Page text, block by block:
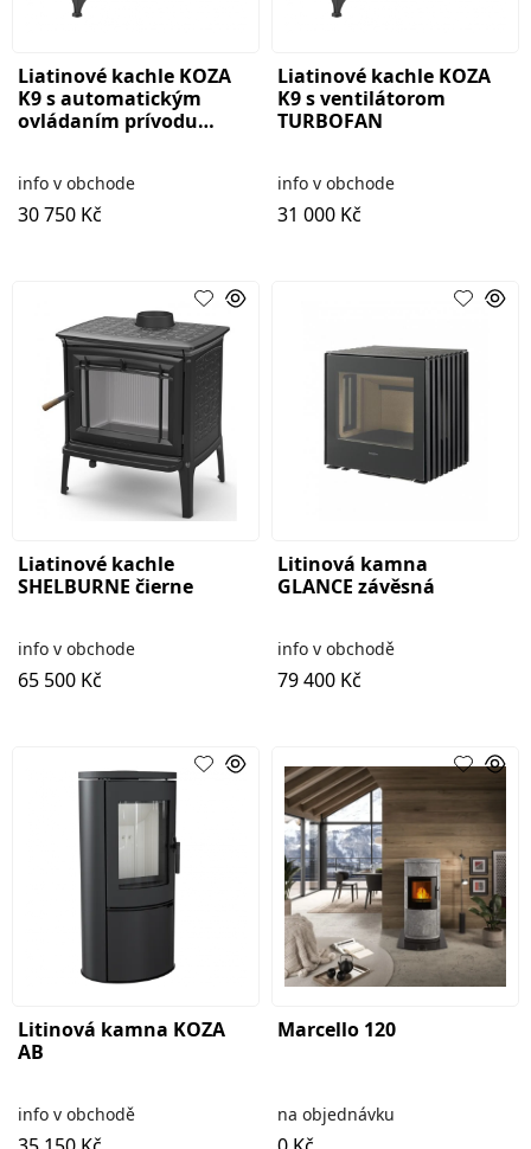
Liatinové kachle KOZA
K9 s automatickým
ovládaním prívodu
info v obchode
30 750 Kč
Liatinové kachle KOZA
K9 s ventilátorom
TURBOFAN
info v obchode
31 000 Kč
Liatinové kachle
SHELBURNE čierne
info v obchode
65 500 Kč
Litinová kamna
GLANCE závěsná
info v obchodě
79 400 Kč
Litinová kamna KOZA
AB
info v obchodě
Marcello 120
na objednávku